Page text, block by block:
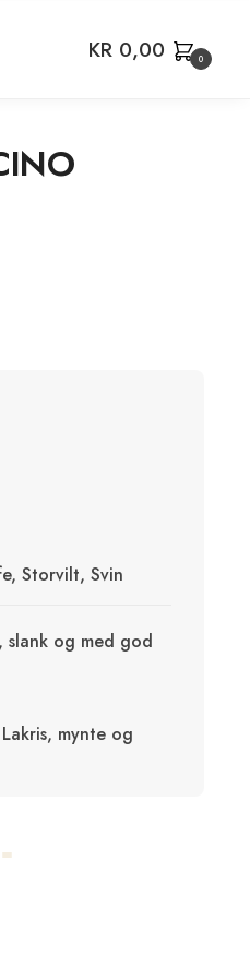
KR 0,00 0
Storvilt, Svin
og med god
mynte og